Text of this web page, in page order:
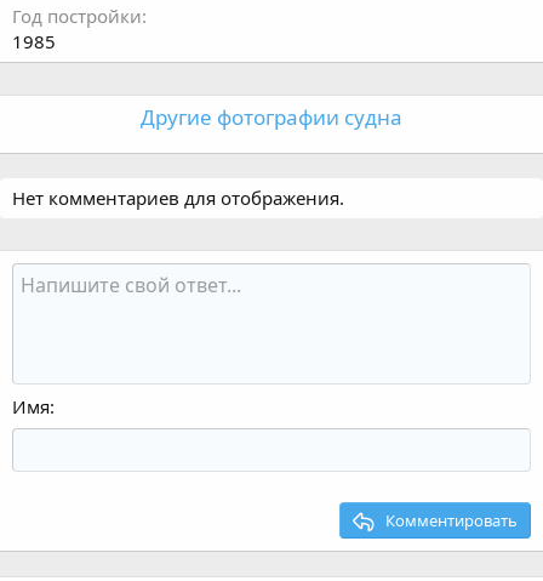
Год постройки
1985
Другие фотографии судна
Нет комментариев для отображения.
Имя
Комментировать